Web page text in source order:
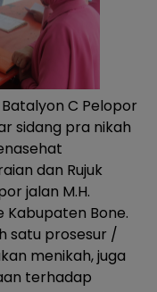
C Pelopor
sidang pra nikah
dan Rujuk
jalan M.H.
Kabupaten Bone.
satu prosesur /
menikah, juga
terhadap